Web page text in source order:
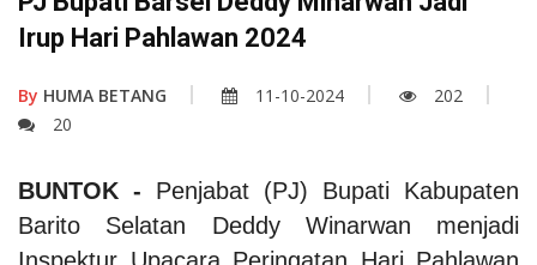
Irup Hari Pahlawan 2024
By HUMA BETANG 11-10-2024
202
20
BUNTOK - Penjabat (PJ) Bupati Kabupaten
Barito Selatan Deddy Winarwan menjadi